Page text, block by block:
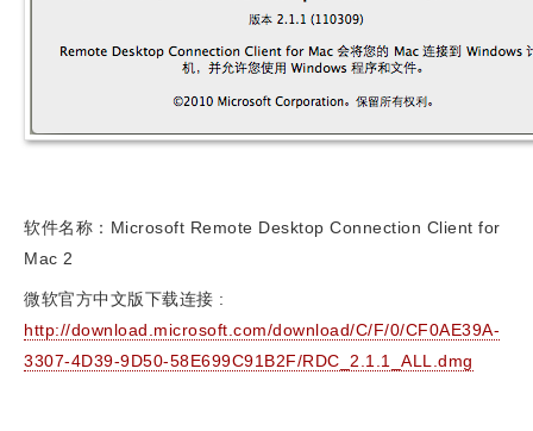
软件名称：Microsoft Remote Desktop Connection Client for
Mac 2
微软官方中文版下载连接 :
http://download.microsoft.com/download/C/F/0/CF0AE39A-
3307-4D39-9D50-58E699C91B2F/RDC_2.1.1_ALL.dmg